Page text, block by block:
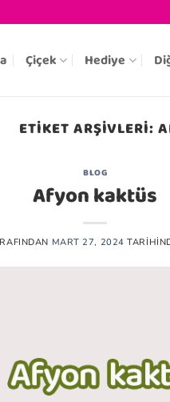
Çiçek Hediye
ETIKET ARŞIVLERI:
BLOG
Afyon kaktüs
MART 27, 2024